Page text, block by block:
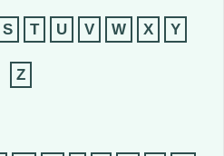
S T U V W X Y
Z